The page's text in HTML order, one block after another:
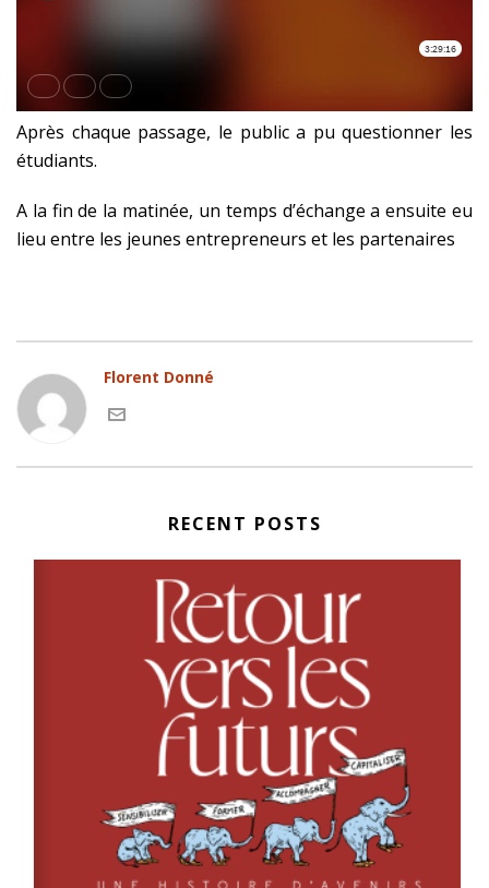
Après chaque passage, le public a pu questionner les
étudiants.
A la fin de la matinée, un temps d’échange a ensuite eu
lieu entre les jeunes entrepreneurs et les partenaires
Florent Donné
RECENT POSTS